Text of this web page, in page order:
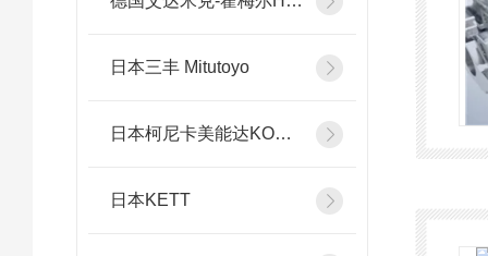
日本三丰 Mitutoyo
日本柯尼卡美能达KONICA MINOLTA
日本KETT